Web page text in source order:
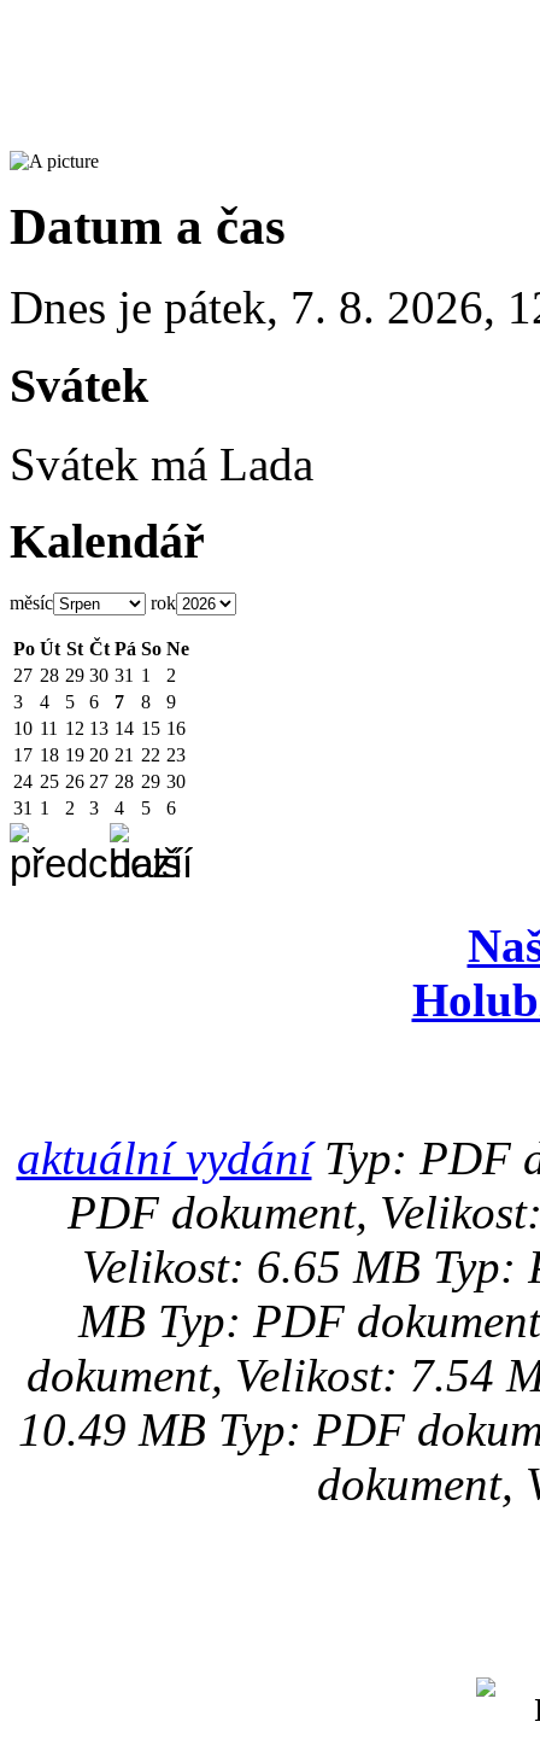
Datum a čas
Dnes je pátek, 7. 8. 2026,
Svátek
Svátek má Lada
Kalendář
měsíc rok
Po Út St Čt Pá So Ne
27 28 29 30 31 1
2
3
4 5 6 7 8
9
10 11 12 13 14 15 16
17 18 19 20 21 22 23
24 25 26 27 28 29 30
31 1 2 3 4 5 6
aktuální vydáníTyp: PDF
PDF dokument,
Velikost: 6.65 MB Typ:
MB Typ: PDF
dokument, Velikost: 7.54
10.49 MB Typ: PDF
dokument,